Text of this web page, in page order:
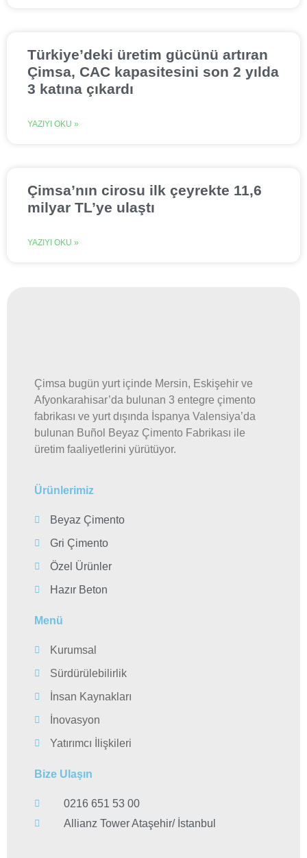
Türkiye’deki üretim gücünü artıran
Çimsa, CAC kapasitesini son 2 yılda
3 katına çıkardı
YAZIYI OKU »
Çimsa’nın cirosu ilk çeyrekte 11,6
milyar TL’ye ulaştı
YAZIYI OKU »
Çimsa bugün yurt içinde Mersin, Eskişehir ve
Afyonkarahisar’da bulunan 3 entegre çimento
fabrikası ve yurt dışında İspanya Valensiya’da
bulunan Buñol Beyaz Çimento Fabrikası ile
üretim faaliyetlerini yürütüyor.
Ürünlerimiz
Beyaz Çimento
Gri Çimento
Özel Ürünler
Hazır Beton
Menü
Kurumsal
Sürdürülebilirlik
İnsan Kaynakları
İnovasyon
Yatırımcı İlişkileri
Bize Ulaşın
0216 651 53 00
Allianz Tower Ataşehir/ İstanbul